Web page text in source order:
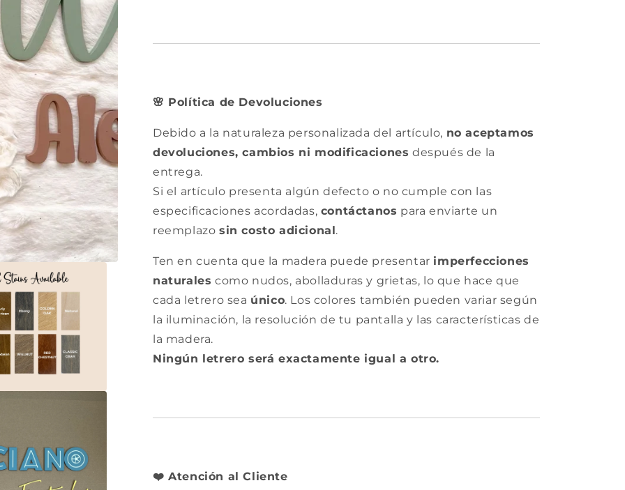
🌸 Política de Devoluciones
Debido a la naturaleza personalizada del artículo, no aceptamos
devoluciones, cambios ni modificaciones después de la
entrega.
Si el artículo presenta algún defecto o no cumple con las
especificaciones acordadas, contáctanos para enviarte un
reemplazo sin costo adicional.
Ten en cuenta que la madera puede presentar imperfecciones
naturales como nudos, abolladuras y grietas, lo que hace que
cada letrero sea único. Los colores también pueden variar según
la iluminación, la resolución de tu pantalla y las características de
la madera.
Ningún letrero será exactamente igual a otro.
❤️ Atención al Cliente